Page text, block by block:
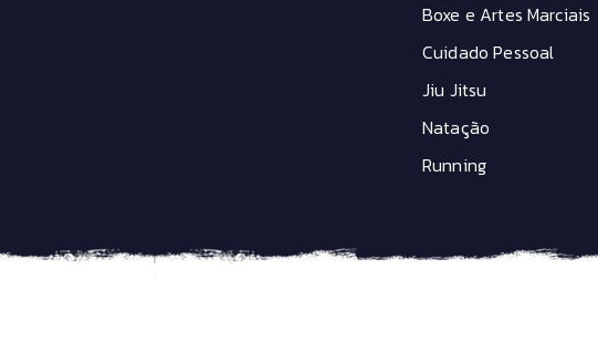
Boxe e Artes Marciais
Cuidado Pessoal
Jiu Jitsu
Natação
Running